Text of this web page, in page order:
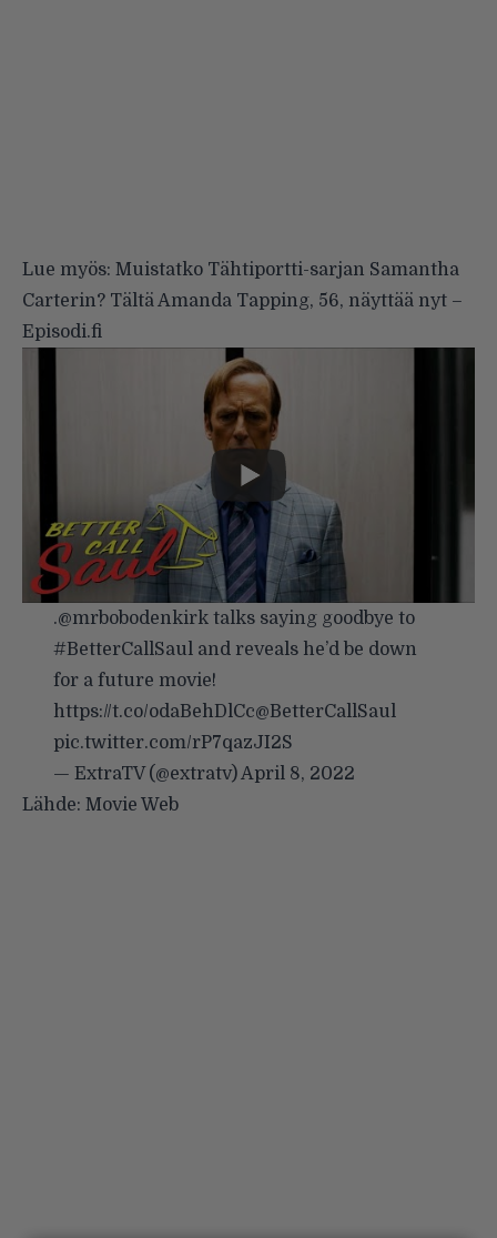
Lue myös: Muistatko Tähtiportti-sarjan Samantha
Carterin? Tältä Amanda Tapping, 56, näyttää nyt –
Episodi.fi
.@mrbobodenkirk talks saying goodbye to
#BetterCallSaul and reveals he’d be down
for a future movie!
https://t.co/odaBehDlCc@BetterCallSaul
pic.twitter.com/rP7qazJI2S
— ExtraTV (@extratv)April 8, 2022
Lähde: Movie Web